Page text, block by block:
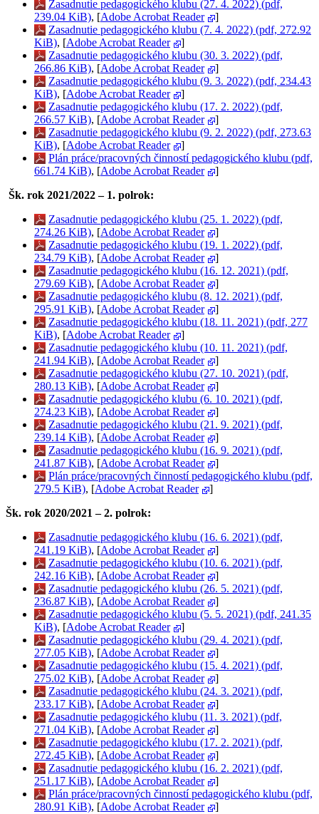
Zasadnutie pedagogického klubu (27. 4. 2022) (pdf,
239.04 KiB), [Adobe Acrobat Reader
]
Zasadnutie pedagogického klubu (7. 4. 2022) (pdf, 272.92
KiB), [Adobe Acrobat Reader
]
Zasadnutie pedagogického klubu (30. 3. 2022) (pdf,
266.86 KiB), [Adobe Acrobat Reader
]
Zasadnutie pedagogického klubu (9. 3. 2022) (pdf, 234.43
KiB), [Adobe Acrobat Reader
]
Zasadnutie pedagogického klubu (17. 2. 2022) (pdf,
266.57 KiB), [Adobe Acrobat Reader
]
Zasadnutie pedagogického klubu (9. 2. 2022) (pdf, 273.63
KiB), [Adobe Acrobat Reader
]
Plán práce/pracovných činností pedagogického klubu (pdf,
661.74 KiB), [Adobe Acrobat Reader
]
Šk. rok 2021/2022 – 1. polrok:
Zasadnutie pedagogického klubu (25. 1. 2022) (pdf,
274.26 KiB), [Adobe Acrobat Reader
]
Zasadnutie pedagogického klubu (19. 1. 2022) (pdf,
234.79 KiB), [Adobe Acrobat Reader
]
Zasadnutie pedagogického klubu (16. 12. 2021) (pdf,
279.69 KiB), [Adobe Acrobat Reader
]
Zasadnutie pedagogického klubu (8. 12. 2021) (pdf,
295.91 KiB), [Adobe Acrobat Reader
]
Zasadnutie pedagogického klubu (18. 11. 2021) (pdf, 277
KiB), [Adobe Acrobat Reader
]
Zasadnutie pedagogického klubu (10. 11. 2021) (pdf,
241.94 KiB), [Adobe Acrobat Reader
]
Zasadnutie pedagogického klubu (27. 10. 2021) (pdf,
280.13 KiB), [Adobe Acrobat Reader
]
Zasadnutie pedagogického klubu (6. 10. 2021) (pdf,
274.23 KiB), [Adobe Acrobat Reader
]
Zasadnutie pedagogického klubu (21. 9. 2021) (pdf,
239.14 KiB), [Adobe Acrobat Reader
]
Zasadnutie pedagogického klubu (16. 9. 2021) (pdf,
241.87 KiB), [Adobe Acrobat Reader
]
Plán práce/pracovných činností pedagogického klubu (pdf,
279.5 KiB), [Adobe Acrobat Reader
]
Šk. rok 2020/2021 – 2. polrok:
Zasadnutie pedagogického klubu (16. 6. 2021) (pdf,
241.19 KiB), [Adobe Acrobat Reader
]
Zasadnutie pedagogického klubu (10. 6. 2021) (pdf,
242.16 KiB), [Adobe Acrobat Reader
]
Zasadnutie pedagogického klubu (26. 5. 2021) (pdf,
236.87 KiB), [Adobe Acrobat Reader
]
Zasadnutie pedagogického klubu (5. 5. 2021) (pdf, 241.35
KiB), [Adobe Acrobat Reader
]
Zasadnutie pedagogického klubu (29. 4. 2021) (pdf,
277.05 KiB), [Adobe Acrobat Reader
]
Zasadnutie pedagogického klubu (15. 4. 2021) (pdf,
275.02 KiB), [Adobe Acrobat Reader
]
Zasadnutie pedagogického klubu (24. 3. 2021) (pdf,
233.17 KiB), [Adobe Acrobat Reader
]
Zasadnutie pedagogického klubu (11. 3. 2021) (pdf,
271.04 KiB), [Adobe Acrobat Reader
]
Zasadnutie pedagogického klubu (17. 2. 2021) (pdf,
272.45 KiB), [Adobe Acrobat Reader
]
Zasadnutie pedagogického klubu (16. 2. 2021) (pdf,
251.17 KiB), [Adobe Acrobat Reader
]
Plán práce/pracovných činností pedagogického klubu (pdf,
280.91 KiB), [Adobe Acrobat Reader
]